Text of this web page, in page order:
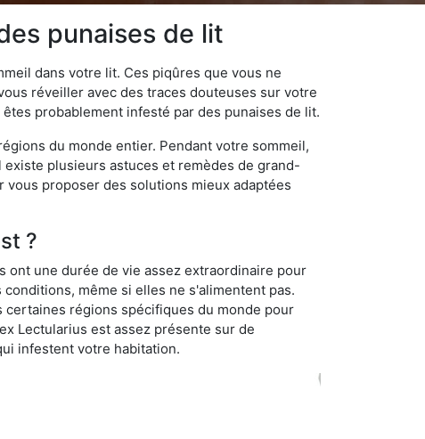
punaises de lit
dans votre lit. Ces piqûres que vous ne
réveiller avec des traces douteuses sur votre
probablement infesté par des punaises de lit.
du monde entier. Pendant votre sommeil,
plusieurs astuces et remèdes de grand-
proposer des solutions mieux adaptées
?
ont une durée de vie assez extraordinaire pour
même si elles ne s'alimentent pas.
régions spécifiques du monde pour
Lectularius est assez présente sur de
infestent votre habitation.